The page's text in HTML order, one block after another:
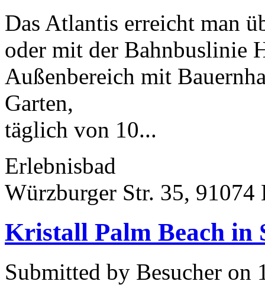
Das Atlantis erreicht man
oder mit der Bahnbuslinie
Außenbereich mit
Garten,
täglich von 10...
Erlebnisbad
Würzburger Str. 35, 91074
Kristall Palm Beach in
Submitted by Besucher on